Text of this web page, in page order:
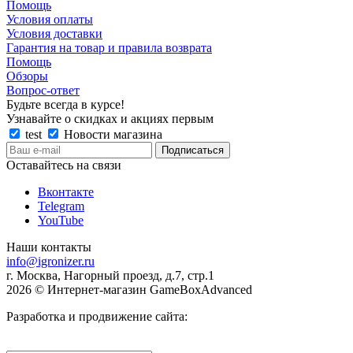
Помощь
Условия оплаты
Условия доставки
Гарантия на товар и правила возврата
Помощь
Обзоры
Вопрос-ответ
Будьте всегда в курсе!
Узнавайте о скидках и акциях первым
test
Новости магазина
Оставайтесь на связи
Вконтакте
Telegram
YouTube
Наши контакты
info@igronizer.ru
г. Москва, Нагорный проезд, д.7, стр.1
2026 © Интернет-магазин GameBoxAdvanced
Разработка и продвижение сайта: